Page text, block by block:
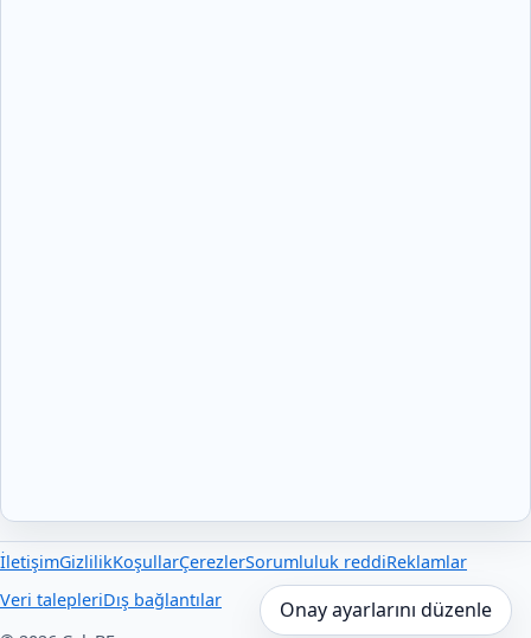
İletişimGizlilikKoşullarÇerezlerSorumluluk reddiReklamlar
Veri talepleriDış bağlantılar
Onay ayarlarını düzenle